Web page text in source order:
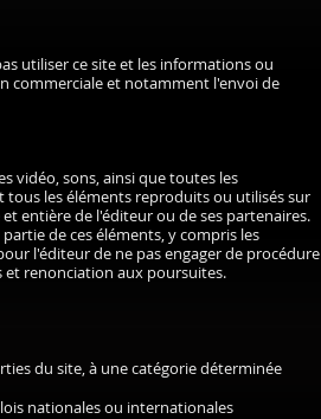
utiliser ce site et les informations ou
commerciale et notamment l'envoi de
vidéo, sons, ainsi que toutes les
les éléments reproduits ou utilisés sur
entière de l'éditeur ou de ses partenaires.
de ces éléments, y compris les
l'éditeur de ne pas engager de procédure
et renonciation aux poursuites.
du site, à une catégorie déterminée
nationales ou internationales